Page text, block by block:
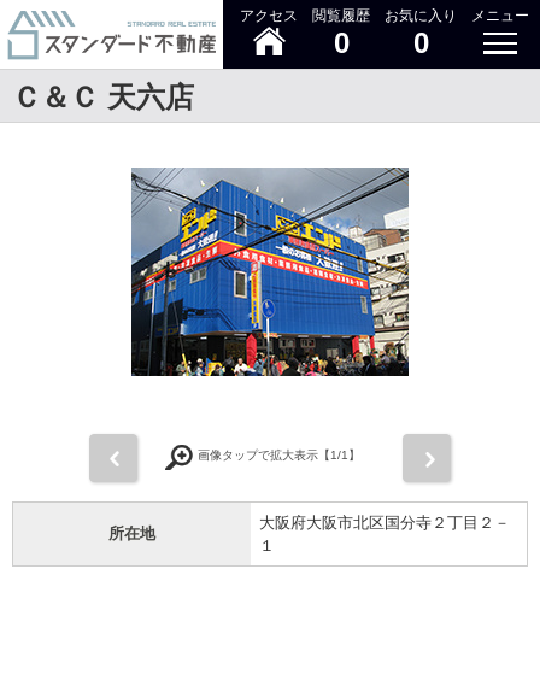
アクセス 閲覧履歴
0
お気に入り
0
メニュー
Ｃ＆Ｃ 天六店
画像タップで拡大表示【1/1】
所在地
大阪府大阪市北区国分寺２丁目２－
１